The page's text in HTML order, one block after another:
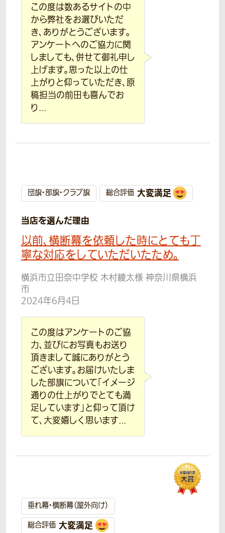
この度は数あるサイトの中
から弊社をお選びいただ
き、ありがとうございます。
アンケートへのご協力に関
しましても、併せて御礼申し
上げます。思った以上の仕
上がりと仰っていただき、原
稿担当の前田も喜んでお
り...
団旗・部旗・クラブ旗 総合評価 大変満足
当店を選んだ理由
以前、横断幕を依頼した時にとても丁
寧な対応をしていただいたため。
横浜市立田奈中学校 木村綾太様 神奈川県横浜
市
2024年6月4日
この度はアンケートのご協
力、並びにお写真もお送り
頂きまして誠にありがとう
ございます。お届けいたしま
した部旗について「イメージ
通りの仕上がりでとても満
足しています」と仰って頂け
て、大変嬉しく思います...
垂れ幕・横断幕（屋外向け）
総合評価 大変満足